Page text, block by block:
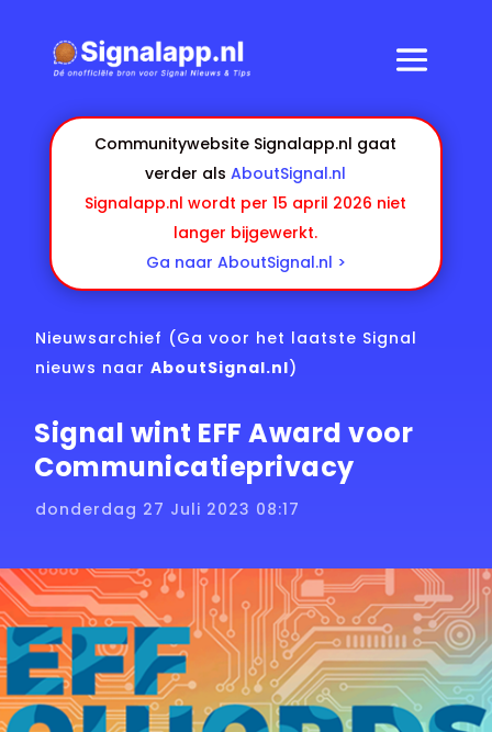
Communitywebsite Signalapp.nl gaat
verder alsAboutSignal.nl
Signalapp.nl wordt per 15 april 2026 niet
langer bijgewerkt.
Ga naar AboutSignal.nl >
Nieuwsarchief (Ga voor het laatste Signal
nieuws naarAboutSignal.nl)
Signal wint EFF Award voor
Communicatieprivacy
donderdag 27 Juli 2023 08:17